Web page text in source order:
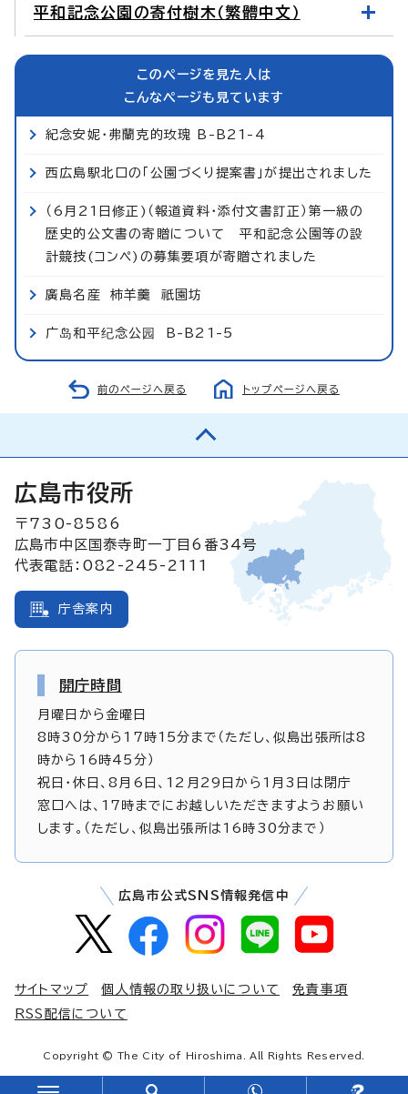
平和記念公園の寄付樹木（繁體中文）
このページを見た人は
こんなページも見ています
紀念安妮・弗蘭克的玫瑰 B-B21-4
西広島駅北口の「公園づくり提案書」が提出されました
（6月21日修正)（報道資料・添付文書訂正）第一級の
歴史的公文書の寄贈について 平和記念公園等の設
計競技(コンペ)の募集要項が寄贈されました
廣島名産 柿羊羹 祇園坊
广岛和平纪念公园 B-B21-5
前のページへ戻る トップページへ戻る
広島市役所
〒730-8586
広島市中区国泰寺町一丁目6番34号
代表電話：082-245-2111
庁舎案内
開庁時間
月曜日から金曜日
8時30分から17時15分まで（ただし、似島出張所は8
時から16時45分）
祝日・休日、8月6日、12月29日から1月3日は閉庁
窓口へは、17時までにお越しいただきますようお願い
します。（ただし、似島出張所は16時30分まで）
広島市公式SNS情報発信中
サイトマップ 個人情報の取り扱いについて
免責事項
RSS配信について
Copyright © The City of Hiroshima. All Rights Reserved.